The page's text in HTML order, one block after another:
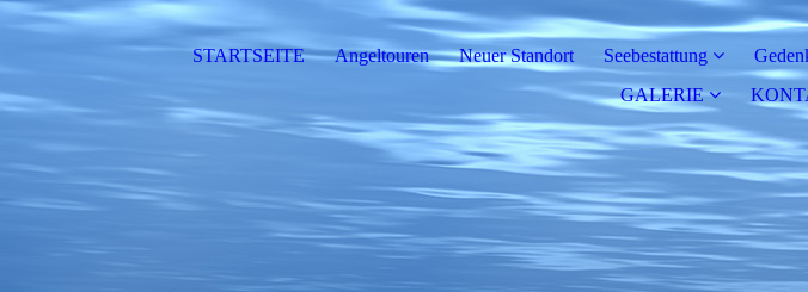
STARTSEITE Angeltouren Neuer Standort Seebestattung
GALERIE